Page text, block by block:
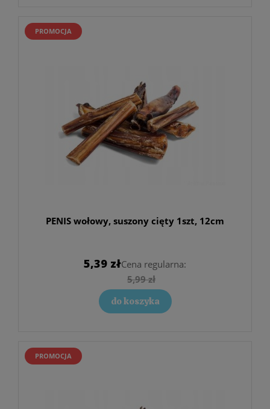
PENIS wołowy, suszony cięty 1szt, 12cm
5,39 złCena regularna:
5,99 zł
do koszyka
PROMOCJA
PROMOCJA